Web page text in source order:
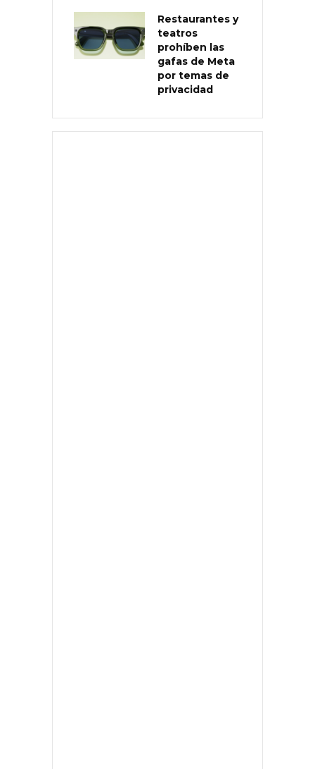
Restaurantes y
teatros
prohíben las
gafas de Meta
por temas de
privacidad